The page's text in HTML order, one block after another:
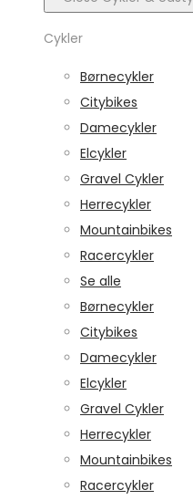
Cykler
Børnecykler
Citybikes
Damecykler
Elcykler
Gravel Cykler
Herrecykler
Mountainbikes
Racercykler
Se alle
Børnecykler
Citybikes
Damecykler
Elcykler
Gravel Cykler
Herrecykler
Mountainbikes
Racercykler